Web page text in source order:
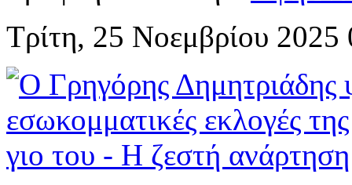
Τρίτη, 25 Νοεμβρίου 2025